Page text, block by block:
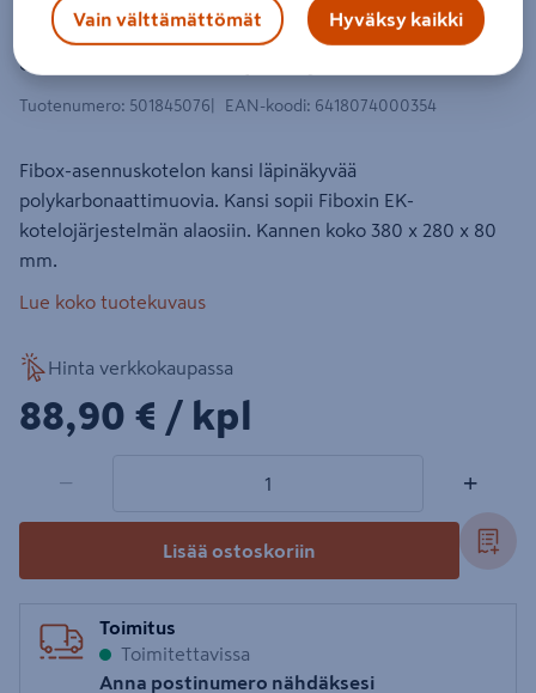
Asennuskotelon kansi Fibox PC EKP
80-T 380x280x80 läpinäkyvä
Tuotenumero: 501845076 EAN-koodi: 6418074000354
Fibox-asennuskotelon kansi läpinäkyvää
polykarbonaattimuovia. Kansi sopii Fiboxin EK-
kotelojärjestelmän alaosiin. Kannen koko 380 x 280 x 80
mm.
Lue koko tuotekuvaus
Hinta verkkokaupassa
88,90€/kpl
88,90 € / kpl
− +
Lisää ostoskoriin
Toimitus
Toimitettavissa
Anna postinumero nähdäksesi
Vain välttämättömät Hyväksy kaikki